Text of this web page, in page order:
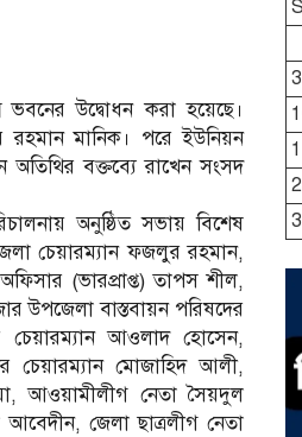
ভবনের উদ্বোধন করা হয়েছে।
মানিক। পরে ইউনিয়ন
অতিথির বক্তব্যে রাখেন সংসদ
অনুষ্ঠিত সভায় বিশেষ
চেয়ারম্যান ফজলুর রহমান,
(ভারপ্রাপ্ত) তাপস শীল,
উপজেলা বাস্তবায়ন পরিষদের
চেয়ারম্যান আওলাদ হোসেন,
চেয়ারম্যান মোজাহিদ আলী,
আওয়ামীলীগ নেতা সৈয়দুল
জেলা ছাত্রলীগ নেতা
S
3